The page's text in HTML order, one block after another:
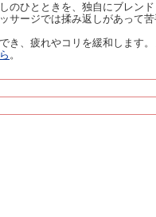
のひとときを、独自にブレン
サージでは揉み返しがあって
き、疲れやコリを緩和します
。